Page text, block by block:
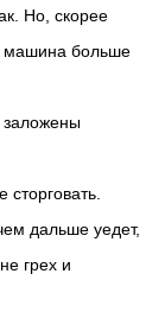
Но, скорее
машина больше
дальше уедет,
грех и